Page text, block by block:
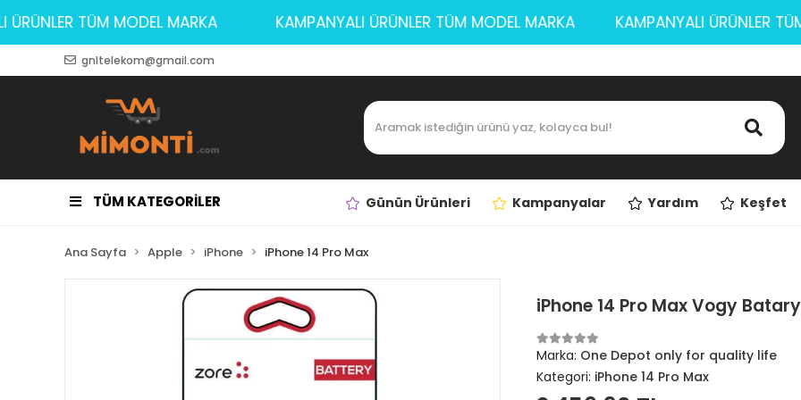
ÜRÜNLER TÜM MODEL MARKA KAMPANYALI ÜRÜNLER TÜM MODEL MARKA KAMPANYALI
gnltelekom@gmail.com
TÜM KATEGORİLER Günün Ürünleri Kampanyalar Yardım Keşfet
Ana Sayfa Apple iPhone iPhone 14 Pro Max
iPhone 14 Pro Max Vogy
Marka: One Depot only for quality life
Kategori: iPhone 14 Pro Max